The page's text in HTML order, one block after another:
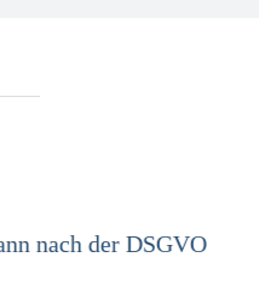
mit DORA,